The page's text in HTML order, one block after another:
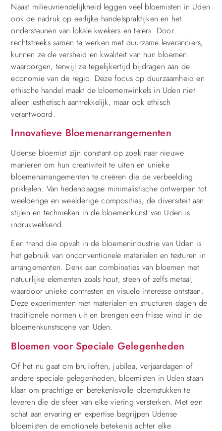
Naast milieuvriendelijkheid leggen veel bloemisten in Uden
ook de nadruk op eerlijke handelspraktijken en het
ondersteunen van lokale kwekers en telers. Door
rechtstreeks samen te werken met duurzame leveranciers,
kunnen ze de versheid en kwaliteit van hun bloemen
waarborgen, terwijl ze tegelijkertijd bijdragen aan de
economie van de regio. Deze focus op duurzaamheid en
ethische handel maakt de bloemenwinkels in Uden niet
alleen esthetisch aantrekkelijk, maar ook ethisch
verantwoord.
Innovatieve Bloemenarrangementen
Udense bloemist zijn constant op zoek naar nieuwe
manieren om hun creativiteit te uiten en unieke
bloemenarrangementen te creëren die de verbeelding
prikkelen. Van hedendaagse minimalistische ontwerpen tot
weelderige en weelderige composities, de diversiteit aan
stijlen en technieken in de bloemenkunst van Uden is
indrukwekkend.
Een trend die opvalt in de bloemenindustrie van Uden is
het gebruik van onconventionele materialen en texturen in
arrangementen. Denk aan combinaties van bloemen met
natuurlijke elementen zoals hout, steen of zelfs metaal,
waardoor unieke contrasten en visuele interesse ontstaan.
Deze experimenten met materialen en structuren dagen de
traditionele normen uit en brengen een frisse wind in de
bloemenkunstscene van Uden.
Bloemen voor Speciale Gelegenheden
Of het nu gaat om bruiloften, jubilea, verjaardagen of
andere speciale gelegenheden, bloemisten in Uden staan
klaar om prachtige en betekenisvolle bloemstukken te
leveren die de sfeer van elke viering versterken. Met een
schat aan ervaring en expertise begrijpen Udense
bloemisten de emotionele betekenis achter elke